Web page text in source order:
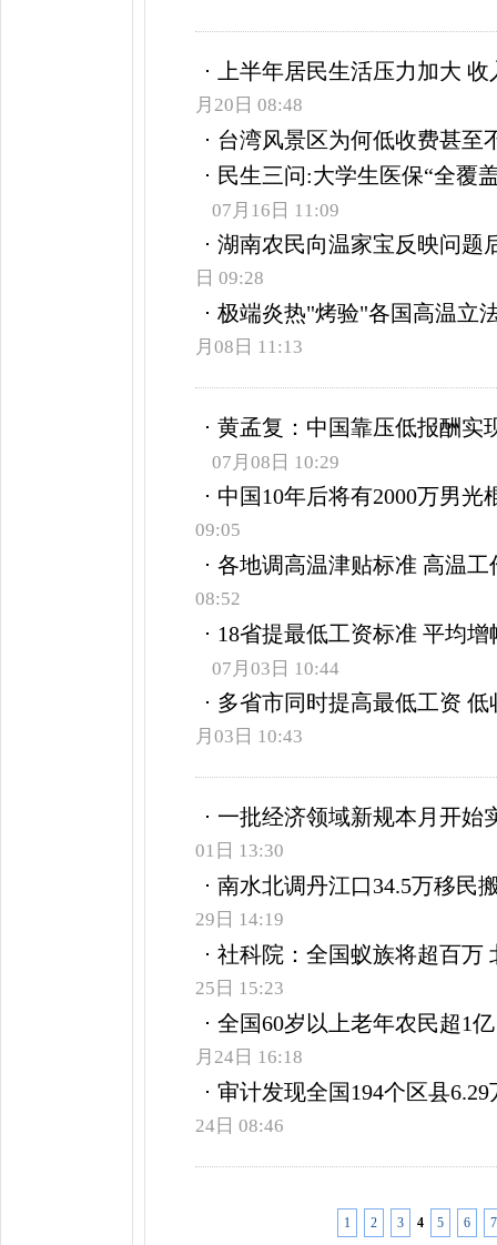
上半年居民生活压力加大
月20日 08:48
台湾风景区为何低收费甚至
民生三问:大学生医保“全覆
07月16日 11:09
湖南农民向温家宝反映问题
日 09:28
极端炎热"烤验"各国高温立
月08日 11:13
黄孟复：中国靠压低报酬实
07月08日 10:29
中国10年后将有2000万男光
09:05
各地调高温津贴标准 高温工
08:52
18省提最低工资标准 平均
07月03日 10:44
多省市同时提高最低工资
月03日 10:43
一批经济领域新规本月开始
01日 13:30
南水北调丹江口34.5万移民
29日 14:19
社科院：全国蚁族将超百万
25日 15:23
全国60岁以上老年农民超1
月24日 16:18
审计发现全国194个区县
24日 08:46
1 2 3 4 5 6 7